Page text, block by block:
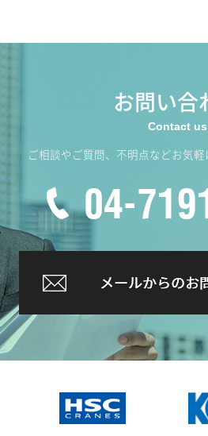
お問い合
ご相談やご質問、不明点などお気軽